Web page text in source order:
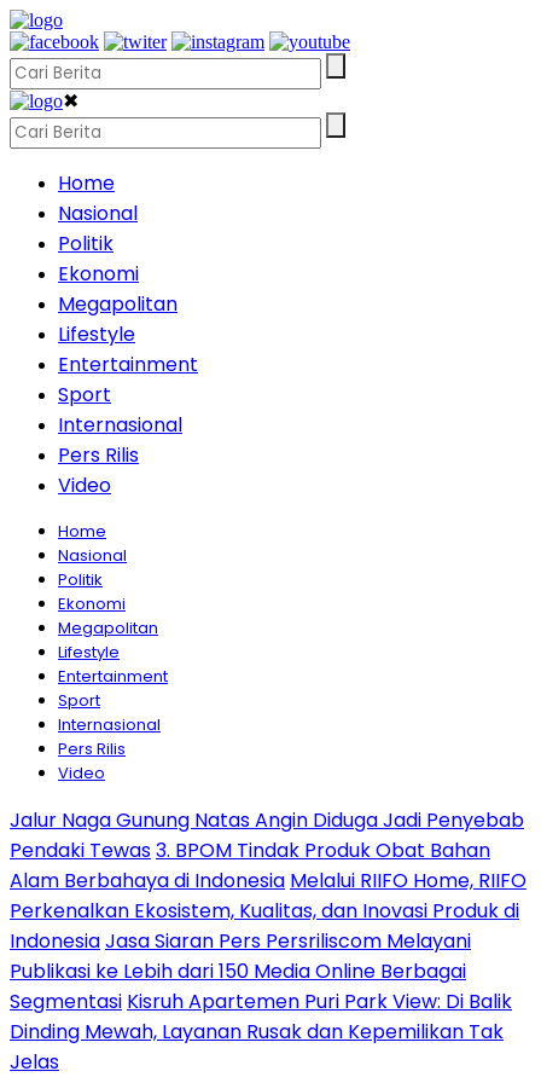
✖
Home
Nasional
Politik
Ekonomi
Megapolitan
Lifestyle
Entertainment
Sport
Internasional
Pers Rilis
Video
Home
Nasional
Politik
Ekonomi
Megapolitan
Lifestyle
Entertainment
Sport
Internasional
Pers Rilis
Video
Jalur Naga Gunung Natas Angin Diduga Jadi Penyebab
Pendaki Tewas3. BPOM Tindak Produk Obat Bahan
Alam Berbahaya di Indonesia Melalui RIIFO Home, RIIFO
Perkenalkan Ekosistem, Kualitas, dan Inovasi Produk di
IndonesiaJasa Siaran Pers Persriliscom Melayani
Publikasi ke Lebih dari 150 Media Online Berbagai
Segmentasi Kisruh Apartemen Puri Park View: Di Balik
Dinding Mewah, Layanan Rusak dan Kepemilikan Tak
Jelas